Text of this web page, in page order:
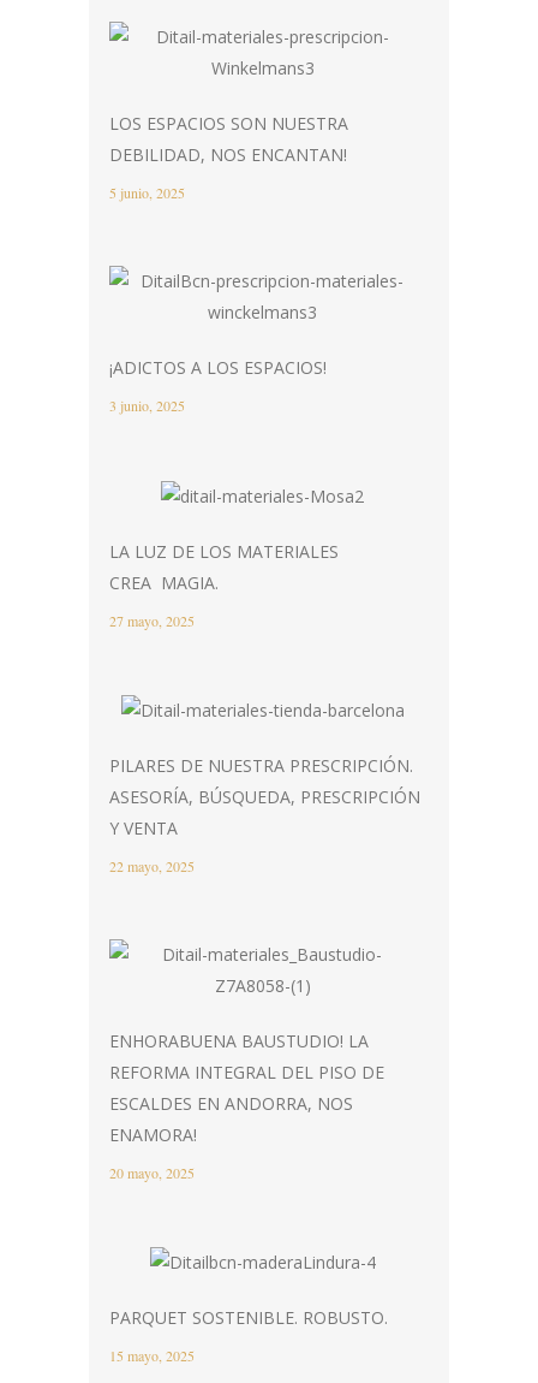
LOS ESPACIOS SON NUESTRA
DEBILIDAD, NOS ENCANTAN!
5 junio, 2025
¡ADICTOS A LOS ESPACIOS!
3 junio, 2025
LA LUZ DE LOS MATERIALES
CREA MAGIA.
27 mayo, 2025
PILARES DE NUESTRA PRESCRIPCIÓN.
ASESORÍA, BÚSQUEDA, PRESCRIPCIÓN
Y VENTA
22 mayo, 2025
ENHORABUENA BAUSTUDIO! LA
REFORMA INTEGRAL DEL PISO DE
ESCALDES EN ANDORRA, NOS
ENAMORA!
20 mayo, 2025
PARQUET SOSTENIBLE. ROBUSTO.
15 mayo, 2025